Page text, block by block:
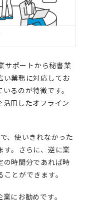
ポートから秘書業
い業務に対応してお
るのが特徴です。
活用したオフライン
、使いきれなかった
す。さらに、逆に業
の時間分であれば時
とができます。
にお勧めです。